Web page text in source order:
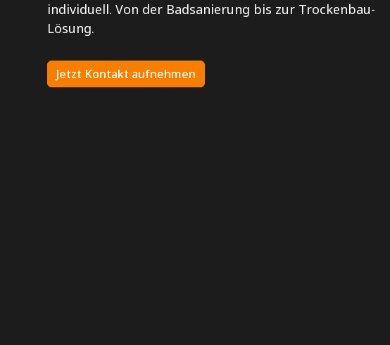
individuell. Von der Badsanierung bis zur Trockenbau-
Lösung.
Jetzt Kontakt aufnehmen